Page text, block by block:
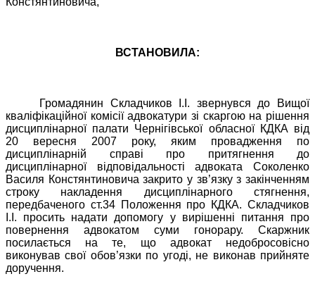
ВСТАНОВИЛА:
Громадянин Складчиков І.І. звернувся до Вищої
кваліфікаційної комісії адвокатури зі скаргою на рішення
дисциплінарної палати Чернігівської обласної КДКА від
20 вересня 2007 року, яким провадження по
дисциплінарній справі про притягнення до
дисциплінарної відповідальності адвоката Соколенко
Василя Констянтиновича закрито у зв’язку з закінченням
строку накладення дисциплінарного стягнення,
передбаченого ст.34 Положення про КДКА. Складчиков
І.І. просить надати допомогу у вирішенні питання про
повернення адвокатом суми гонорару. Скаржник
посилається на те, що адвокат недобросовісно
виконував свої обов’язки по угоді, не виконав прийняте
доручення.